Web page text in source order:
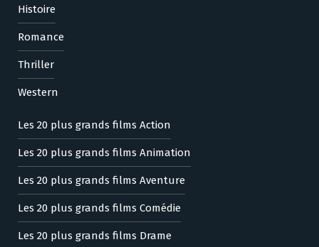
Histoire
Romance
Thriller
Western
Les 20 plus grands films Action
Les 20 plus grands films Animation
Les 20 plus grands films Aventure
Les 20 plus grands films Comédie
Les 20 plus grands films Drame